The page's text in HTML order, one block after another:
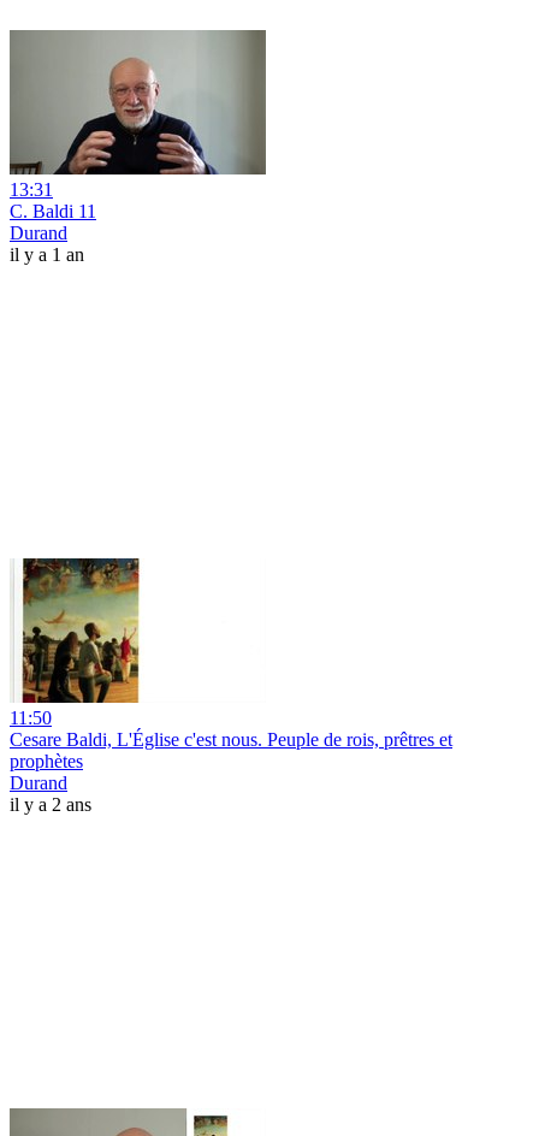
13:31
C. Baldi 11
Durand
il y a 1 an
11:50
Cesare Baldi, L'Église c'est nous. Peuple de rois, prêtres et
prophètes
Durand
il y a 2 ans